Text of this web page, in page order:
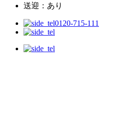
送迎：あり
0120-715-111